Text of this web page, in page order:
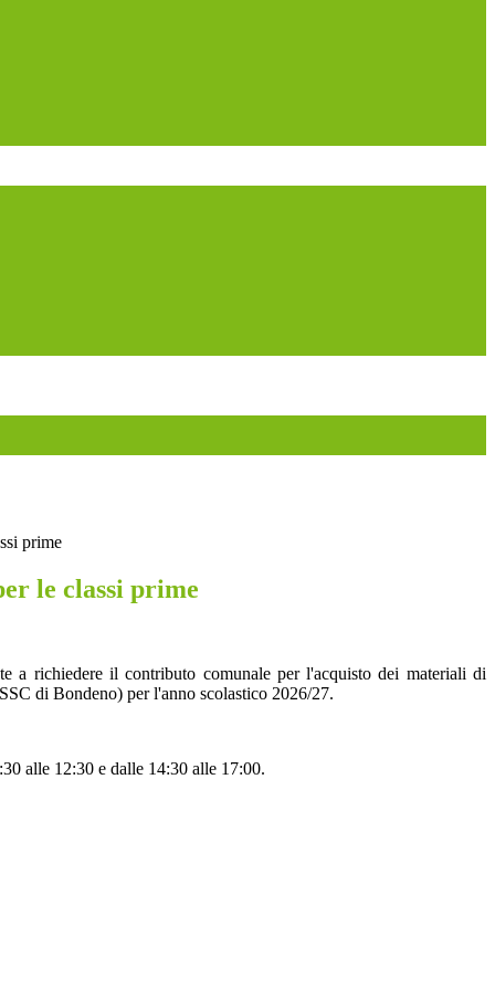
prime
le classi prime
a richiedere il contributo comunale per l'acquisto dei materiali di
di Bondeno) per l'anno scolastico 2026/27.
alle 12:30 e dalle 14:30 alle 17:00.